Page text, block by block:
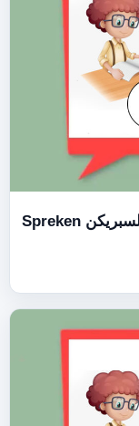
الجزء 8 – بالفيديو تدريب علي امتحان السبريكن Spreken